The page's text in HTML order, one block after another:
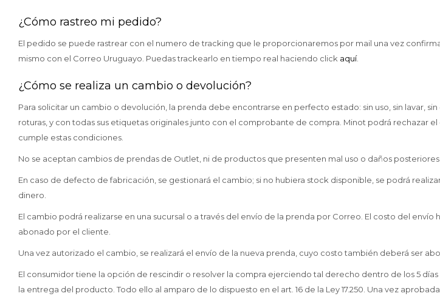
¿Cómo rastreo mi pedido?
El pedido se puede rastrear con el numero de tracking que le proporcionaremos por mail una vez
mismo con el Correo Uruguayo. Puedas trackearlo en tiempo real haciendo click aquí.
¿Cómo se realiza un cambio o devolución?
Para solicitar un cambio o devolución, la prenda debe encontrarse en perfecto estado: sin uso, sin lavar, sin
roturas, y con todas sus etiquetas originales junto con el comprobante de compra. Minot podrá rechazar
cumple estas condiciones.
No se aceptan cambios de prendas de Outlet, ni de productos que presenten mal uso o daños posteriores
En caso de defecto de fabricación, se gestionará el cambio; si no hubiera stock disponible, se podrá
dinero.
El cambio podrá realizarse en una sucursal o a través del envío de la prenda por Correo. El costo del envío
abonado por el cliente.
Una vez autorizado el cambio, se realizará el envío de la nueva prenda, cuyo costo también deberá ser
El consumidor tiene la opción de rescindir o resolver la compra ejerciendo tal derecho dentro de los 5
la entrega del producto. Todo ello al amparo de lo dispuesto en el art. 16 de la Ley 17.250. Una vez